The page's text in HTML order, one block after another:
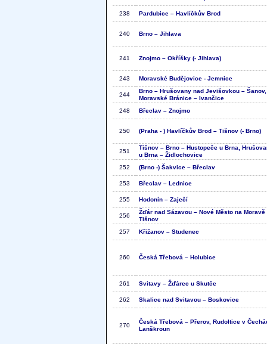
238 Pardubice – Havlíčkův Brod
240 Brno – Jihlava
241 Znojmo – Okříšky (- Jihlava)
243 Moravské Budějovice - Jemnice
244
Brno – Hrušovany nad Jevišovkou – Šanov,
Moravské Bránice – Ivančice
248
Břeclav – Znojmo
250 (Praha - ) Havlíčkův Brod – Tišnov (- Brno)
251
Tišnov – Brno – Hustopeče u Brna,
u Brna – Židlochovice
252
(Brno -) Šakvice – Břeclav
253 Břeclav – Lednice
255 Hodonín – Zaječí
256
Žďár nad Sázavou – Nové Město na Moravě
Tišnov
257
Křižanov – Studenec
260 Česká Třebová – Holubice
261 Svitavy – Žďárec u Skutče
262 Skalice nad Svitavou – Boskovice
270
Česká Třebová – Přerov, Rudoltice v
Lanškroun